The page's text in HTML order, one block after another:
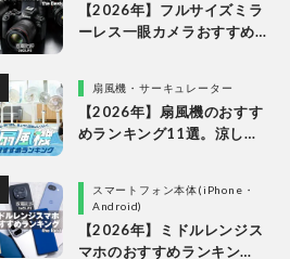
【2026年】フルサイズミラ
ーレス一眼カメラおすすめ
扇風機・サーキュレーター
【2026年】扇風機のおすす
めランキング11選。涼しい
スマートフォン本体(iPhone・
Android)
【2026年】ミドルレンジス
マホのおすすめランキン